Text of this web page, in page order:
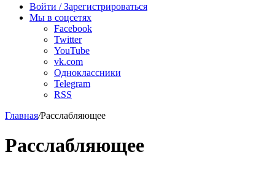
радио
Войти / Зарегистрироваться
Мы в соцсетях
Facebook
Twitter
YouTube
vk.com
Одноклассники
Telegram
RSS
Главная/Расслабляющее
Расслабляющее